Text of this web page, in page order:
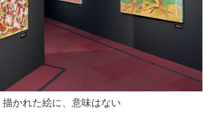
かれた絵に、意味はない